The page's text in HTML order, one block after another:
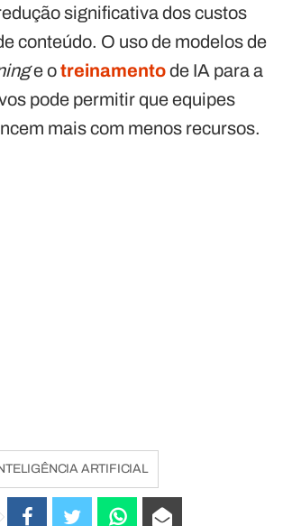
significativa dos custos
conteúdo. O uso de modelos de
e otreinamentode IA para a
pode permitir que equipes
mais com menos recursos.
ARTIFICIAL